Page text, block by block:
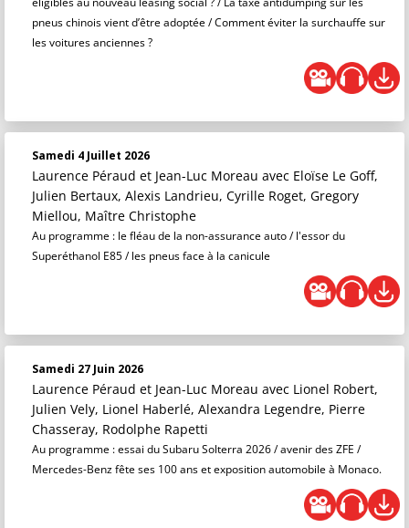
pneus chinois vient d’être adoptée / Comment éviter la surchauffe sur
les voitures anciennes ?
Samedi 4 Juillet 2026
Laurence Péraud et Jean-Luc Moreau avec Eloïse Le Goff,
Julien Bertaux, Alexis Landrieu, Cyrille Roget, Gregory
Miellou, Maître Christophe
Au programme : le fléau de la non-assurance auto / l'essor du
Superéthanol E85 / les pneus face à la canicule
Samedi 27 Juin 2026
Laurence Péraud et Jean-Luc Moreau avec Lionel Robert,
Julien Vely, Lionel Haberlé, Alexandra Legendre, Pierre
Chasseray, Rodolphe Rapetti
Au programme : essai du Subaru Solterra 2026 / avenir des ZFE /
Mercedes-Benz fête ses 100 ans et exposition automobile à Monaco.